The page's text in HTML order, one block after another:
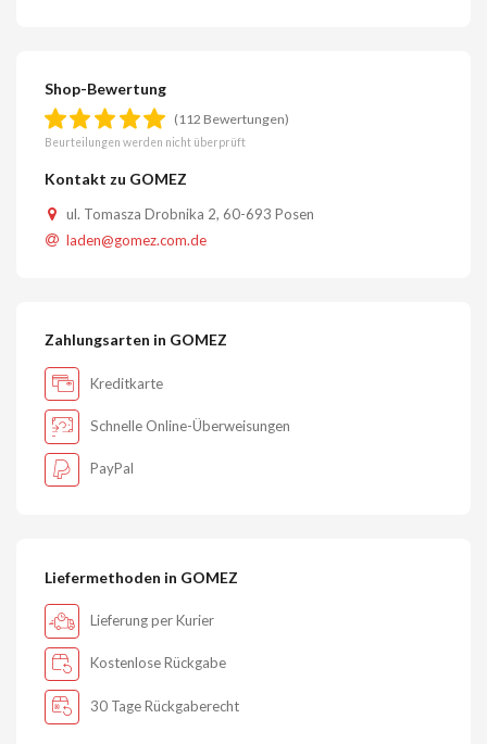
Shop-Bewertung
(112 Bewertungen)
Beurteilungen werden nicht überprüft
Kontakt zu GOMEZ
ul. Tomasza Drobnika 2, 60-693 Posen
laden@gomez.com.de
Zahlungsarten in GOMEZ
Kreditkarte
Schnelle Online-Überweisungen
PayPal
Liefermethoden in GOMEZ
Lieferung per Kurier
Kostenlose Rückgabe
30 Tage Rückgaberecht